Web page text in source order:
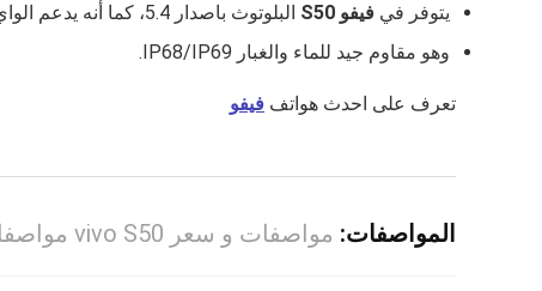
يتوفر في فيفو S50
البلوتوث باصدار 5.4، كما أنه يدعم الواي فاي Wi‑Fi 6 مما يتيح لك اتصال جيد بالانترنت.
وهو مقاوم جيد للماء والغبار IP68/IP69.
تعرف على احدث هواتف فيفو
المواصفات: مواصفات و سعر vivo S50 مواصفات كاملة